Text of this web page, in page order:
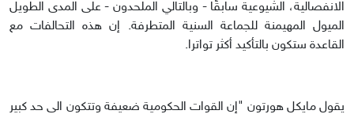
الانفصالية، الشيوعية سابقًا - وبالتالي الملحدون - على المدى الطويل
الميول المهيمنة للجماعة السنية المتطرفة. إن هذه التحالفات مع
القاعدة ستكون بالتأكيد أكثر تواترا.
يقول مايكل هورتون "إن القوات الحكومية ضعيفة وتتكون الى حد كبير